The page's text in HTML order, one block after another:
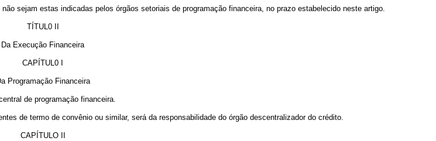
sejam estas indicadas pelos órgãos setoriais de programação financeira, no prazo estabelecido neste artigo.
TÍTUL0 II
Da Execução Financeira
CAPÍTUL0 I
Programação Financeira
de programação financeira.
de termo de convênio ou similar, será da responsabilidade do órgão descentralizador do crédito.
CAPÍTULO II